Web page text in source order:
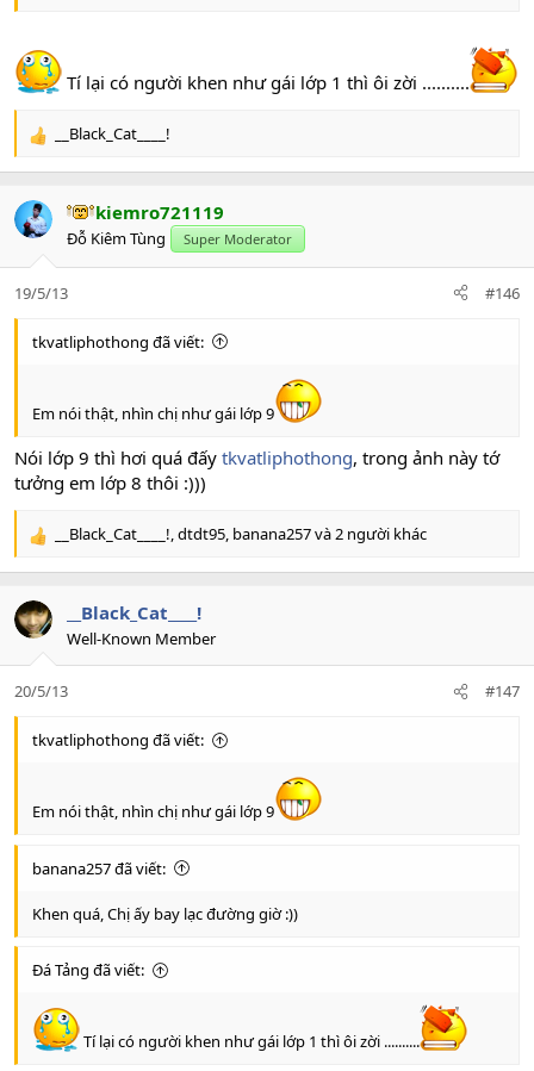
Tí lại có người khen như gái lớp 1 thì ôi zời ..........
R
c
t
o
n
__Black_Cat____!
kiemro721119
Đỗ Kiêm Tùng Super Moderator
19/5/13 #146
tkvatliphothong đã viết:
Em nói thật, nhìn chị như gái lớp 9
Nói lớp 9 thì hơi quá đấy tkvatliphothong, trong ảnh này tớ
tưởng em lớp 8 thôi :)))
R
c
t
o
n
__Black_Cat____!,dtdt95, banana257và 2 người khác
__Black_Cat____!
Well-Known Member
20/5/13 #147
tkvatliphothong đã viết:
Em nói thật, nhìn chị như gái lớp 9
banana257 đã viết:
Khen quá, Chị ấy bay lạc đường giờ :))
Đá Tảng đã viết:
Tí lại có người khen như gái lớp 1 thì ôi zời ..........